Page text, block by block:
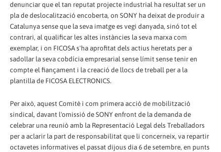
denunciar que el tan reputat projecte industrial ha resultat ser un
pla de deslocalització encoberta, on SONY ha deixat de produir a
Catalunya sense que la seva imatge es vegi danyada, sinó tot el
contrari, al qualificar les altes instàncies la seva marxa com
exemplar, i on FICOSA s'ha aprofitat dels actius heretats per a
sadollar la seva cobdícia empresarial sense límit sense tenir en
compte el fiançament i la creació de llocs de treball per a la
plantilla de FICOSA ELECTRONICS.
Per això, aquest Comitè i com primera acció de mobilització
sindical, davant l'omissió de SONY enfront de la demanda de
celebrar una reunió amb la Representació Legal dels Treballadors
per a aclarir la part de responsabilitat que li concerneix, va repartir
octavetes informatives el passat dijous dia 6 de setembre, en punts